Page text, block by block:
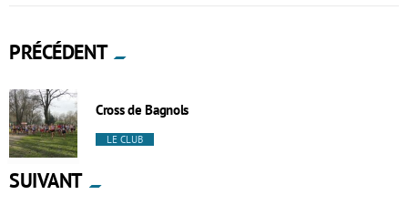
PRÉCÉDENT
Cross de Bagnols
LE CLUB
SUIVANT